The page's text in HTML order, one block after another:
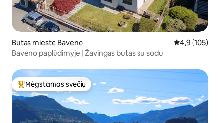
Butas mieste Baveno Vidutinis
4,9 (105)
Baveno paplūdimyje | Žavingas butas su sodu
Svečių mėgstamiausias
Mėgstamas svečių